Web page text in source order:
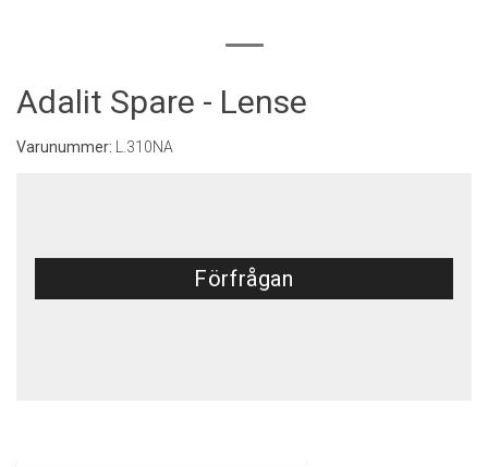
Adalit Spare - Lense
Varunummer: L.310NA
Förfrågan